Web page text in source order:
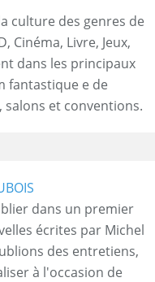
culture des genres de
Cinéma, Livre, Jeux,
dans les principaux
fantastique e de
salons et conventions.
dans un premier
écrites par Michel
des entretiens,
à l'occasion de